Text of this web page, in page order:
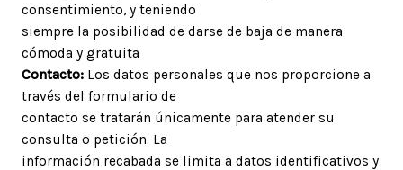
consentimiento, y teniendo
siempre la posibilidad de darse de baja de manera
cómoda y gratuita
Contacto:Los datos personales que nos proporcione a
través del formulario de
contacto se tratarán únicamente para atender su
consulta o petición. La
información recabada se limita a datos identificativos y